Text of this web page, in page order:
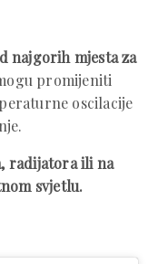
najgorih mjesta za
promijeniti
oscilacije
radijatora ili na
svjetlu.